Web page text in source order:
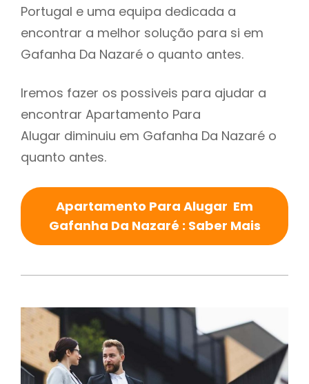
Portugal e uma equipa dedicada a
encontrar a melhor solução para si em
Gafanha Da Nazaré o quanto antes.
Iremos fazer os possiveis para ajudar a
encontrar Apartamento Para
Alugar diminuiu em Gafanha Da Nazaré o
quanto antes.
Apartamento Para Alugar Em
Gafanha Da Nazaré : Saber Mais